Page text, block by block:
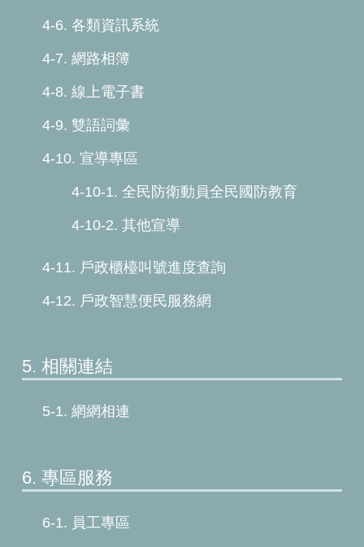
4-6. 各類資訊系統
4-7. 網路相簿
4-8. 線上電子書
4-9. 雙語詞彙
4-10. 宣導專區
4-10-1. 全民防衛動員全民國防教育
4-10-2. 其他宣導
4-11. 戶政櫃檯叫號進度查詢
4-12. 戶政智慧便民服務網
5. 相關連結
5-1. 網網相連
6. 專區服務
6-1. 員工專區